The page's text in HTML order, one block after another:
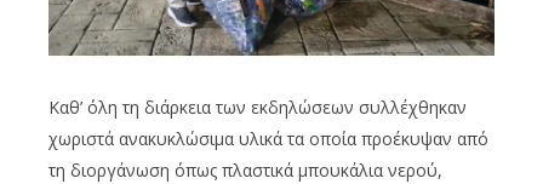
Καθ’ όλη τη διάρκεια των εκδηλώσεων συλλέχθηκαν
χωριστά ανακυκλώσιμα υλικά τα οποία προέκυψαν από
τη διοργάνωση όπως πλαστικά μπουκάλια νερού,